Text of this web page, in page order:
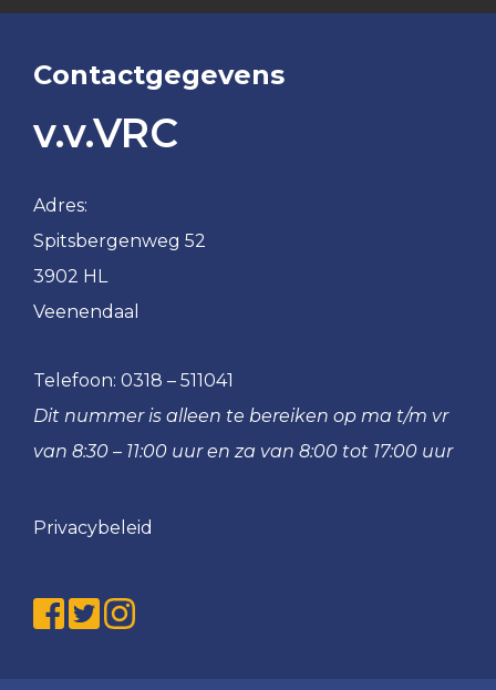
Contactgegevens
v.v.VRC
Adres:
Spitsbergenweg 52
3902 HL
Veenendaal
Telefoon: 0318 – 511041
Dit nummer is alleen te bereiken op ma t/m vr
van 8:30 – 11:00 uur en za van 8:00 tot 17:00 uur
Privacybeleid